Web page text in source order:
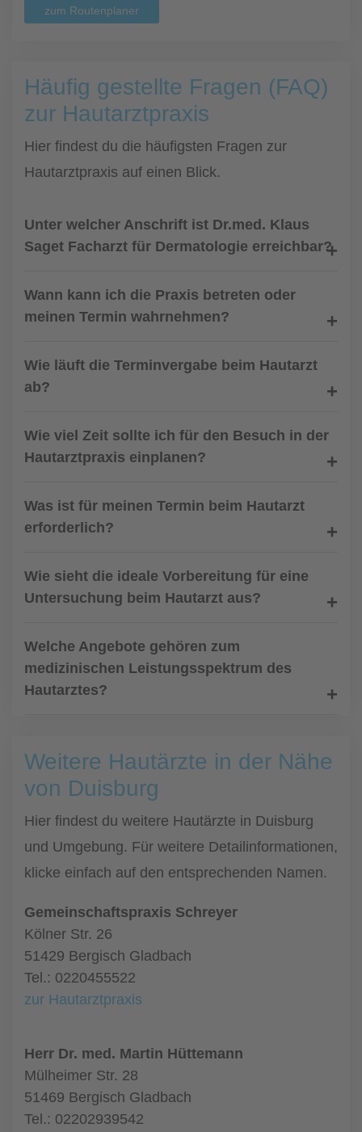
zum Routenplaner
Häufig gestellte Fragen (FAQ)
zur Hautarztpraxis
Hier findest du die häufigsten Fragen zur
Hautarztpraxis auf einen Blick.
Unter welcher Anschrift ist Dr.med. Klaus
Saget Facharzt für Dermatologie erreichbar?
Wann kann ich die Praxis betreten oder
meinen Termin wahrnehmen?
Wie läuft die Terminvergabe beim Hautarzt
ab?
Wie viel Zeit sollte ich für den Besuch in der
Hautarztpraxis einplanen?
Was ist für meinen Termin beim Hautarzt
erforderlich?
Wie sieht die ideale Vorbereitung für eine
Untersuchung beim Hautarzt aus?
Welche Angebote gehören zum
medizinischen Leistungsspektrum des
Hautarztes?
Weitere Hautärzte in der Nähe
von Duisburg
Hier findest du weitere Hautärzte in Duisburg
und Umgebung. Für weitere Detailinformationen,
klicke einfach auf den entsprechenden Namen.
Gemeinschaftspraxis Schreyer
Kölner Str. 26
51429 Bergisch Gladbach
Tel.: 0220455522
zur Hautarztpraxis
Herr Dr. med. Martin Hüttemann
Mülheimer Str. 28
51469 Bergisch Gladbach
Tel.: 02202939542